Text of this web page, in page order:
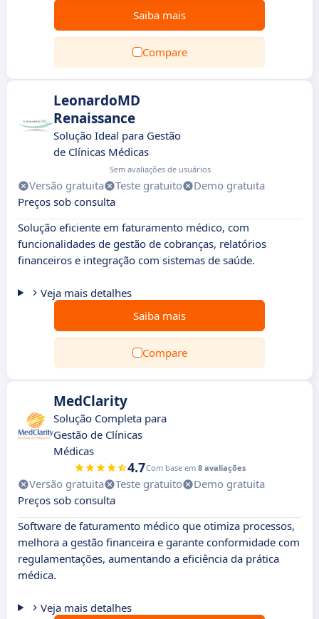
Saiba mais
Compare
LeonardoMD
Renaissance
Solução Ideal para Gestão
de Clínicas Médicas
Sem avaliações de usuários
Versão gratuita Teste gratuito
Demo gratuita
Preços sob consulta
Solução eficiente em faturamento médico, com
funcionalidades de gestão de cobranças, relatórios
financeiros e integração com sistemas de saúde.
Veja mais detalhes
Saiba mais
Compare
MedClarity
Solução Completa para
Gestão de Clínicas
Médicas
4.7Com base em 8 avaliações
Versão gratuita Teste gratuito
Demo gratuita
Preços sob consulta
Software de faturamento médico que otimiza processos,
melhora a gestão financeira e garante conformidade com
regulamentações, aumentando a eficiência da prática
médica.
Veja mais detalhes